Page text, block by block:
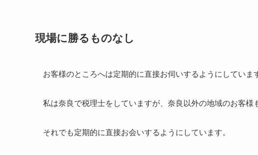
現場に勝るものなし
お客様のところへは定期的に直接お伺いするようにしていま
私は奈良で税理士をしていますが、奈良以外の地域のお客様
それでも定期的に直接お会いするようにしています。